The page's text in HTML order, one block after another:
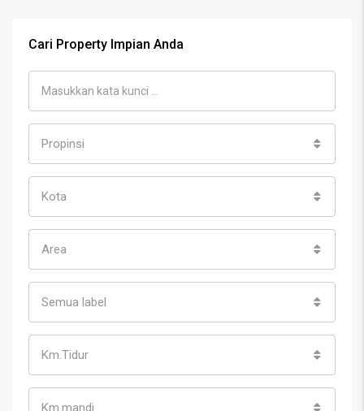
Cari Property Impian Anda
Propinsi
Kota
Area
Semua label
Km.Tidur
Km.mandi